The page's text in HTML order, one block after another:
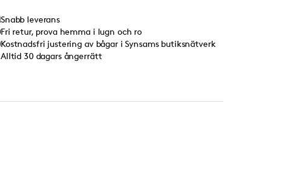
Snabb leverans
Fri retur, prova hemma i lugn och ro
Kostnadsfri justering av bågar i Synsams butiksnätverk
Alltid 30 dagars ångerrätt